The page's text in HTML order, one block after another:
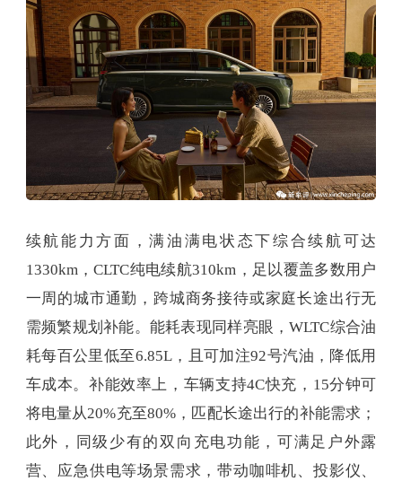
续航能力方面，满油满电状态下综合续航可达
1330km，CLTC纯电续航310km，足以覆盖多数用户
一周的城市通勤，跨城商务接待或家庭长途出行无
需频繁规划补能。能耗表现同样亮眼，WLTC综合油
耗每百公里低至6.85L，且可加注92号汽油，降低用
车成本。补能效率上，车辆支持4C快充，15分钟可
将电量从20%充至80%，匹配长途出行的补能需求；
此外，同级少有的双向充电功能，可满足户外露
营、应急供电等场景需求，带动咖啡机、投影仪、